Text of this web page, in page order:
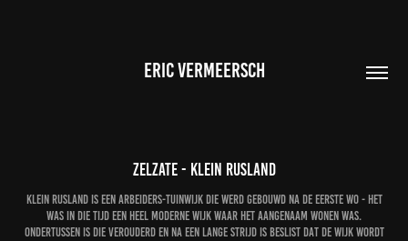
ERIC VERMEERSCH
Zelzate - Klein Rusland
Klein Rusland is een arbeiders-tuinwijk die werd gebouwd na de eerste WO - Het
was in die tijd een heel moderne wijk waar het aangenaam wonen was.
Ondertussen is die verouderd en na een lange strijd is beslist dat de wijk wordt